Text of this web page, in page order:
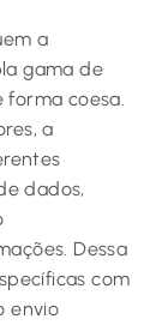
a
gama de
coesa.
a
dados,
Dessa
com
envio